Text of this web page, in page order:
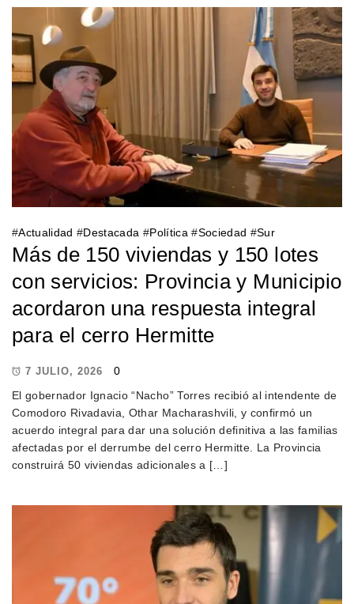
#Actualidad #Destacada #Política #Sociedad #Sur
Más de 150 viviendas y 150 lotes
con servicios: Provincia y Municipio
acordaron una respuesta integral
para el cerro Hermitte
7 JULIO, 2026
0
El gobernador Ignacio “Nacho” Torres recibió al intendente de
Comodoro Rivadavia, Othar Macharashvili, y confirmó un
acuerdo integral para dar una solución definitiva a las familias
afectadas por el derrumbe del cerro Hermitte. La Provincia
construirá 50 viviendas adicionales a […]